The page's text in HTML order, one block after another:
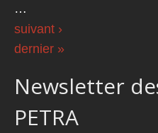
…
suivant ›
dernier »
Newsletter
PETRA